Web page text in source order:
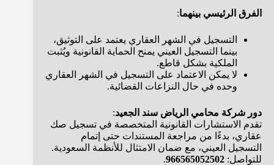
الفرق الرئيسي بينهما:
التسجيل في الشهر العقاري يعتمد على التوثيق،
بينما التسجيل العيني يمنح الحماية القانونية ويُثبت
الملكية بشكل قاطع.
لا يمكن الاعتماد على التسجيل في الشهر العقاري
وحده في حال النزاعات القضائية.
دور شركة محامي الرياض سند الجعيد:
تقدم الاستشارات القانونية المتخصصة في تسجيل صك
عقاري، بدءًا من مراجعة المستندات حتى إتمام
التسجيل العيني، مع ضمان الامتثال للأنظمة السعودية.
للتواصل: 966565052502
.